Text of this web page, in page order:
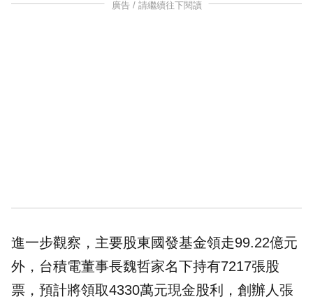
廣告 / 請繼續往下閱讀
進一步觀察，主要股東國發基金領走99.22億元
外，台積電董事長魏哲家名下持有7217張股
票，預計將領取4330萬元現金股利，創辦人張